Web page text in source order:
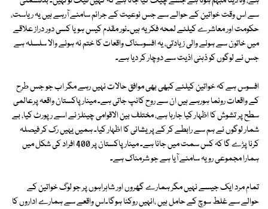
سے اس وقت خواتین کے حوالے سے جس نوعیت کے جرائم سامنے آرہے ہیں یہ ریاست،
حکومت اور معاشرے کیلئے لمحہ فکریہ ہیں۔نور مقدم کیس ہو یا کسی دور دراز علاقے
میں خاتون سے ہونے والی زیادتی، یہ افسوسناک واقعات کا ختم نہ ہونے والا سلسلہ ہے
جس نے لوگوں کو ذہنی اذیت سے دوچار کر دیا ہے۔
افسوس ہے کہ خواتین کیلئے کبھی بھی موافق حالات نہیں رہے مگر اب جو جس طرح
کے واقعات رونما ہورہے ہیں ان سے روح کانپ جاتی ہے۔ مینار پاکستان واقعہ پرعالمی
سطح پر تشوش کا اظہار کیا جارہا ہے، مختلف بین الاقوامی چینلز نے اسے رپورٹ کیا، بے
شمار لوگوں نے ہم سے رابطے کر کے پریشانی کا اظہار کیا۔ ہمیں یہیں رک کر فیصلہ
کرنا پڑے گا کہ کس سمت میں جانا ہے۔ مینار پاکستان پر 400 افراد کی شکل میں
ہمارا مجموعی رویہ سامنے آیا ہے جو شرمناک ہے۔
تمام مرد ایک جیسے نہیں مگر ہمارے گھروں اور شاہراہوں پر جو لوگ خواتین کے
حوالے سے غلط سوچ کے حامل ہیں ،انہیں روکنا ہوگا۔اس واقعے سے ہمارے اداروں کا